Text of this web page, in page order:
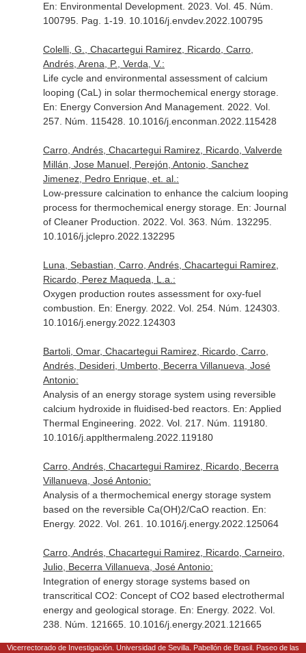
En: Environmental Development. 2023. Vol. 45. Núm.
100795. Pag. 1-19. 10.1016/j.envdev.2022.100795
Colelli, G., Chacartegui Ramirez, Ricardo, Carro,
Andrés, Arena, P., Verda, V.:
Life cycle and environmental assessment of calcium
looping (CaL) in solar thermochemical energy storage.
En: Energy Conversion And Management. 2022. Vol.
257. Núm. 115428. 10.1016/j.enconman.2022.115428
Carro, Andrés, Chacartegui Ramirez, Ricardo, Valverde
Millán, Jose Manuel, Perejón, Antonio, Sanchez
Jimenez, Pedro Enrique, et. al.:
Low-pressure calcination to enhance the calcium looping
process for thermochemical energy storage. En: Journal
of Cleaner Production . 2022. Vol. 363. Núm. 132295.
10.1016/j.jclepro.2022.132295
Luna, Sebastian, Carro, Andrés, Chacartegui Ramirez,
Ricardo, Perez Maqueda, L.a.:
Oxygen production routes assessment for oxy-fuel
combustion. En: Energy. 2022. Vol. 254. Núm. 124303.
10.1016/j.energy.2022.124303
Bartoli, Omar, Chacartegui Ramirez, Ricardo, Carro,
Andrés, Desideri, Umberto, Becerra Villanueva, José
Antonio:
Analysis of an energy storage system using reversible
calcium hydroxide in fluidised-bed reactors. En: Applied
Thermal Engineering . 2022. Vol. 217. Núm. 119180.
10.1016/j.applthermaleng.2022.119180
Carro, Andrés, Chacartegui Ramirez, Ricardo, Becerra
Villanueva, José Antonio:
Analysis of a thermochemical energy storage system
based on the reversible Ca(OH)2/CaO reaction. En:
Energy. 2022. Vol. 261. 10.1016/j.energy.2022.125064
Carro, Andrés, Chacartegui Ramirez, Ricardo, Carneiro,
Julio, Becerra Villanueva, José Antonio:
Integration of energy storage systems based on
transcritical CO2: Concept of CO2 based electrothermal
energy and geological storage. En: Energy. 2022. Vol.
238. Núm. 121665. 10.1016/j.energy.2021.121665
Vicerrectorado de Investigación. Universidad de Sevilla. Pabellón de Brasil. Paseo de las